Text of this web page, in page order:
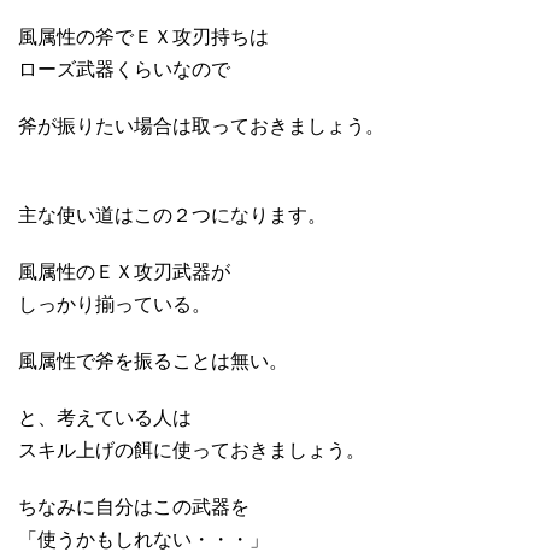
風属性の斧でＥＸ攻刃持ちは
ローズ武器くらいなので
斧が振りたい場合は取っておきましょう。
主な使い道はこの２つになります。
風属性のＥＸ攻刃武器が
しっかり揃っている。
風属性で斧を振ることは無い。
と、考えている人は
スキル上げの餌に使っておきましょう。
ちなみに自分はこの武器を
「使うかもしれない・・・」